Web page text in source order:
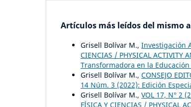
Artículos más leídos del mismo
Grisell Bolívar M., Investigación
CIENCIAS / PHYSICAL
Transformadora en la
Grisell Bolívar M., CONSEJO
14 Núm. 3 (2022): Edición
Grisell Bolívar M., VOL 17, N° 2
FÍSICA Y CIENCIAS / PHYSICAL